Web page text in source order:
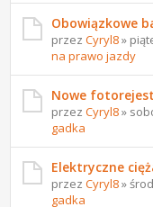
Obowiązkowe
przezCyryl8»
na prawo jazdy
Nowe
przezCyryl8»
gadka
Elektryczne
przezCyryl8»
gadka